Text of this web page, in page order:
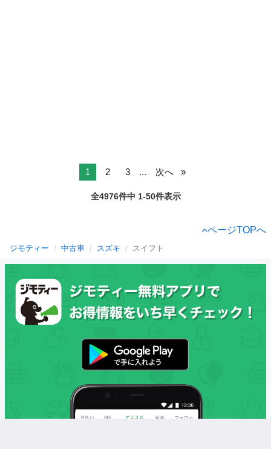
1 2 3 ... 次へ
全4976件中 1-50件表示
ページTOPへ
ジモティー 中古車 スズキ スイフト